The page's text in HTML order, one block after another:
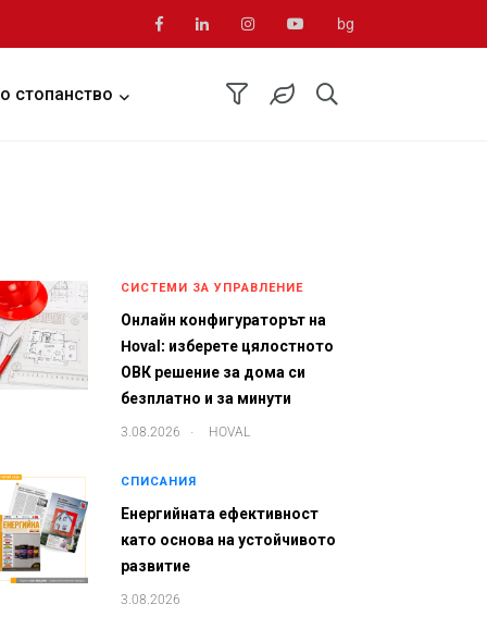
bg
стопанство
СИСТЕМИ ЗА УПРАВЛЕНИЕ
Онлайн конфигураторът на
Hoval: изберете цялостното
ОВК решение за дома си
безплатно и за минути
3.08.2026 . HOVAL
СПИСАНИЯ
Енергийната ефективност
като основа на устойчивото
развитие
3.08.2026